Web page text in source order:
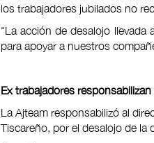
los trabajadores jubilados no
"La acción de desalojo
para apoyar a nuestros
Ex trabajadores
La Ajteam responsabilizó al
Tiscareño, por el desalojo de la